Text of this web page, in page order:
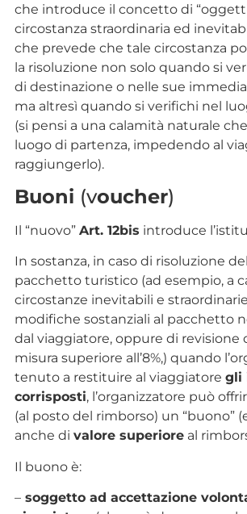
che introduce il concetto di
circostanza straordinaria ed
che prevede che tale circostanza
la risoluzione non solo quando si
di destinazione o nelle sue
ma altresì quando si verifichi nel
(si pensi a una calamità naturale
luogo di partenza, impedendo al
raggiungerlo).
Buoni (voucher)
Il “nuovo” Art. 12bis introduce
In sostanza, in caso di risoluzione
pacchetto turistico (ad esempio, a
circostanze inevitabili e
modifiche sostanziali al pacchetto
dal viaggiatore, oppure di revisione
misura superiore all’8%,) quando
tenuto a restituire al viaggiatore gli
corrisposti, l’organizzatore può
(al posto del rimborso) un “buono”
anche di valore superioreal
Il buono è:
–soggetto ad accettazione